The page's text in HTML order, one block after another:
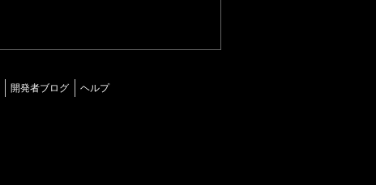
開発者ブログ
ヘルプ